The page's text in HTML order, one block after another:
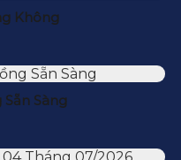
Không
Sẵn Sàng